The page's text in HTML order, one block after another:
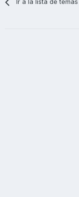
Ir a la lista de temas